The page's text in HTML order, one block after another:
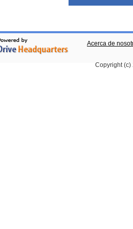
Acerca de
Copyright